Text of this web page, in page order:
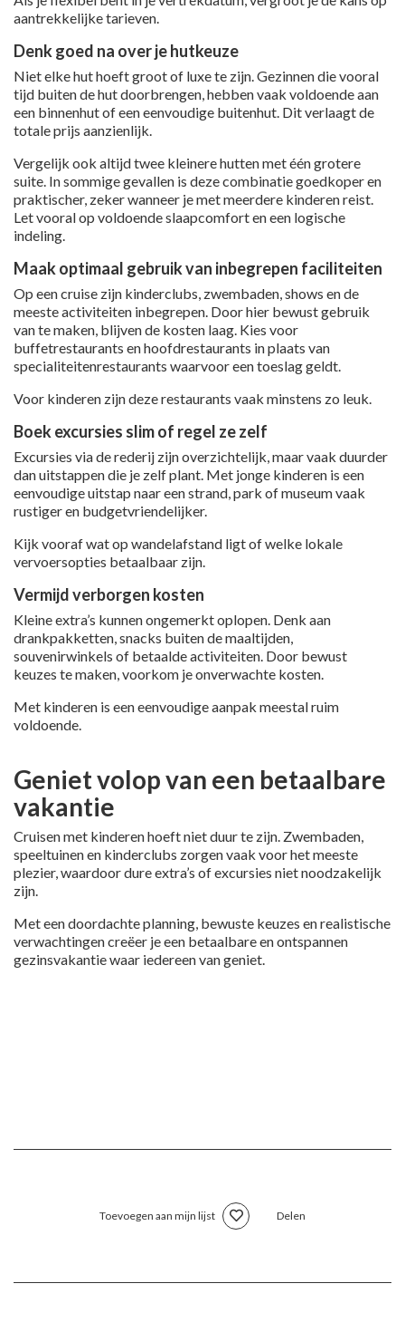
aantrekkelijke tarieven.
Denk goed na over je hutkeuze
Niet elke hut hoeft groot of luxe te zijn. Gezinnen die vooral
tijd buiten de hut doorbrengen, hebben vaak voldoende aan
een binnenhut of een eenvoudige buitenhut. Dit verlaagt de
totale prijs aanzienlijk.
Vergelijk ook altijd twee kleinere hutten met één grotere
suite. In sommige gevallen is deze combinatie goedkoper en
praktischer, zeker wanneer je met meerdere kinderen reist.
Let vooral op voldoende slaapcomfort en een logische
indeling.
Maak optimaal gebruik van inbegrepen faciliteiten
Op een cruise zijn kinderclubs, zwembaden, shows en de
meeste activiteiten inbegrepen. Door hier bewust gebruik
van te maken, blijven de kosten laag. Kies voor
buffetrestaurants en hoofdrestaurants in plaats van
specialiteitenrestaurants waarvoor een toeslag geldt.
Voor kinderen zijn deze restaurants vaak minstens zo leuk.
Boek excursies slim of regel ze zelf
Excursies via de rederij zijn overzichtelijk, maar vaak duurder
dan uitstappen die je zelf plant. Met jonge kinderen is een
eenvoudige uitstap naar een strand, park of museum vaak
rustiger en budgetvriendelijker.
Kijk vooraf wat op wandelafstand ligt of welke lokale
vervoersopties betaalbaar zijn.
Vermijd verborgen kosten
Kleine extra’s kunnen ongemerkt oplopen. Denk aan
drankpakketten, snacks buiten de maaltijden,
souvenirwinkels of betaalde activiteiten. Door bewust
keuzes te maken, voorkom je onverwachte kosten.
Met kinderen is een eenvoudige aanpak meestal ruim
voldoende.
Geniet volop van een betaalbare
vakantie
Cruisen met kinderen hoeft niet duur te zijn. Zwembaden,
speeltuinen en kinderclubs zorgen vaak voor het meeste
plezier, waardoor dure extra’s of excursies niet noodzakelijk
zijn.
Met een doordachte planning, bewuste keuzes en realistische
verwachtingen creëer je een betaalbare en ontspannen
gezinsvakantie waar iedereen van geniet.
Toevoegen aan mijn lijst Delen